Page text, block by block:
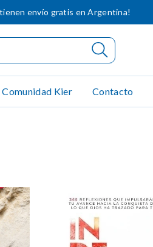
envío gratis en Argentina!
Comunidad Kier Contacto